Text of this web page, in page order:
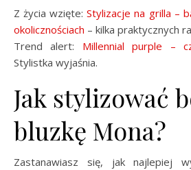
Z życia wzięte:Stylizacje na grilla –
okolicznościach – kilka praktycznych
Trend alert: Millennial purple –
Stylistka wyjaśnia.
Jak stylizować
bluzkę Mona?
Zastanawiasz się, jak najlepiej